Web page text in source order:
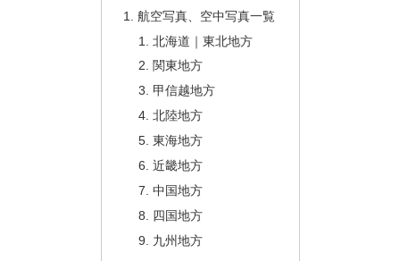
航空写真、空中写真一覧
北海道｜東北地方
関東地方
甲信越地方
北陸地方
東海地方
近畿地方
中国地方
四国地方
九州地方